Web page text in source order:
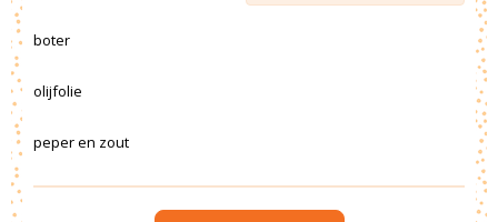
boter
olijfolie
peper en zout